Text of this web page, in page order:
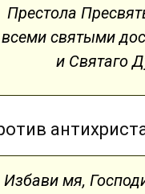
Престола
всеми святыми
и Святаго
Избави мя,